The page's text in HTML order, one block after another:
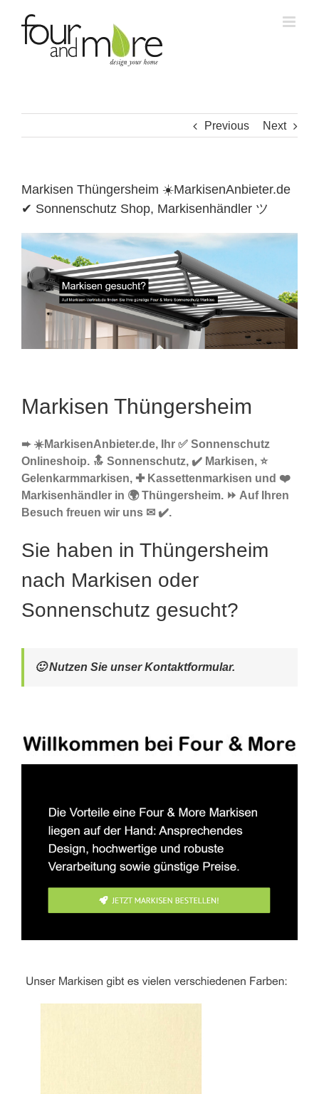
content
Previous Next
Markisen Thüngersheim ☀️MarkisenAnbieter.de
✔ Sonnenschutz Shop, Markisenhändler ツ
Markisen Thüngersheim
➨ ☀️MarkisenAnbieter.de, Ihr ✅ Sonnenschutz
Onlineshoip. 🔝 Sonnenschutz, ✔️ Markisen, ⭐
Gelenkarmmarkisen, ✚ Kassettenmarkisen und ❤️
Markisenhändler in 🌍 Thüngersheim. ⏩ Auf Ihren
Besuch freuen wir uns ✉ ✔️.
Sie haben in Thüngersheim
nach Markisen oder
Sonnenschutz gesucht?
🙂 Nutzen Sie unser Kontaktformular.